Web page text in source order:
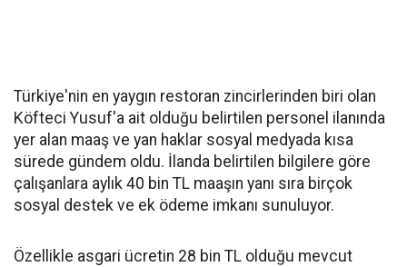
Türkiye'nin en yaygın restoran zincirlerinden biri olan
Köfteci Yusuf'a ait olduğu belirtilen personel ilanında
yer alan maaş ve yan haklar sosyal medyada kısa
sürede gündem oldu. İlanda belirtilen bilgilere göre
çalışanlara aylık 40 bin TL maaşın yanı sıra birçok
sosyal destek ve ek ödeme imkanı sunuluyor.
Özellikle asgari ücretin 28 bin TL olduğu mevcut